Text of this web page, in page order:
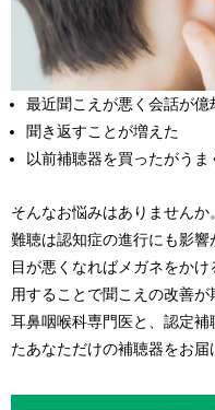
最近聞こえが悪く会話が億
聞き返すことが増えた
以前補聴器を買ったがうま
そんなお悩みはありませんか。
難聴は認知症の進行にも影響
目が悪くなればメガネをか
用することで聞こえの改善が
耳鼻咽喉科専門医と、認定
たあなただけの補聴器をお届